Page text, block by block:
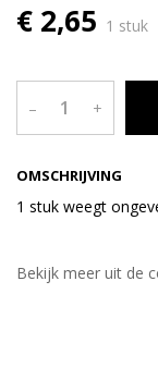
OMSCHRIJVING
1 stuk weegt
€ 2,65 1 stuk
– +
Bekijk meer uit de